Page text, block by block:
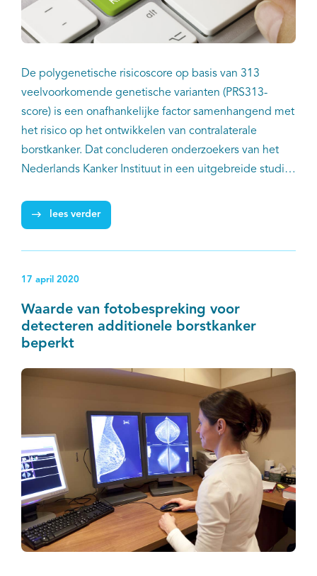
De polygenetische risicoscore op basis van 313
veelvoorkomende genetische varianten (PRS313-
score) is een onafhankelijke factor samenhangend met
het risico op het ontwikkelen van contralaterale
borstkanker. Dat concluderen onderzoekers van het
Nederlands Kanker Instituut in een uitgebreide studie.
bestaande predictiemodellen en op die manier
bijdragen aan het identificeren van vrouwen met een
lees verder
17 april 2020
Waarde van fotobespreking voor
detecteren additionele borstkanker
beperkt